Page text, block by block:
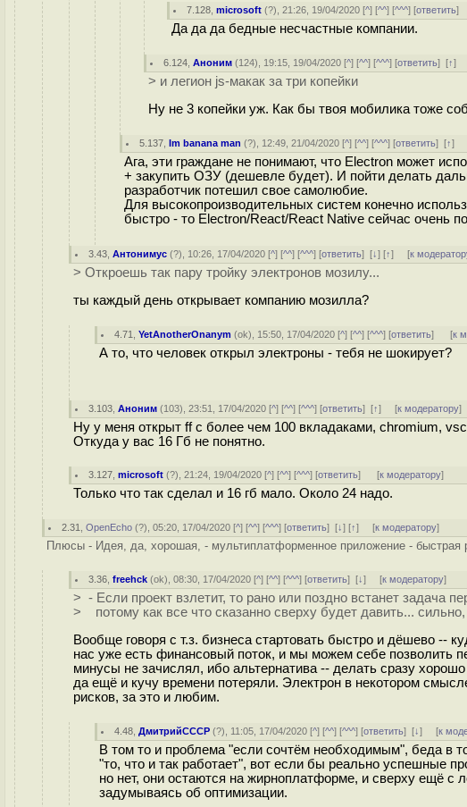
7.128 ,microsoft (?), 21:26, 19/04/2020 [^] [^^] [^^^] [ответить]
Да да да бедные несчастные компании.
6.124 ,Аноним (124), 19:15, 19/04/2020 [^] [^^] [^^^] [ответить][↑]
> и легион js-макак за три копейки
Ну не 3 копейки уж. Как бы твоя мобилика тоже
5.137 ,Im banana man (?), 12:49, 21/04/2020 [^] [^^] [^^^] [ответить][↑]
Ага, эти граждане не понимают, что Electron может
+ закупить ОЗУ (дешевле будет). И пойти делать
разработчик потешил свое самолюбие.
Для высокопроизводительных систем конечно
быстро - то Electron/React/React Native сейчас очень
3.43 ,Антонимус (?), 10:26, 17/04/2020 [^] [^^] [^^^] [ответить][↓] [↑] [к
> Откроешь так пару тройку электронов мозилу...
ты каждый день открывает компанию мозилла?
4.71 ,YetAnotherOnanym (ok), 15:50, 17/04/2020 [^] [^^] [^^^] [ответить] [к
А то, что человек открыл электроны - тебя не шокирует?
3.103 ,Аноним (103), 23:51, 17/04/2020 [^] [^^] [^^^] [ответить][↑] [к модератору]
Ну у меня открыт ff с более чем 100 вкладаками, chromium,
Откуда у вас 16 Гб не понятно.
3.127 ,microsoft (?), 21:24, 19/04/2020 [^] [^^] [^^^] [ответить] [к модератору]
Только что так сделал и 16 гб мало. Около 24 надо.
2.31 ,OpenEcho (?), 05:20, 17/04/2020 [^] [^^] [^^^] [ответить][↓] [↑] [к модератору]
Плюсы - Идея, да, хорошая, - мультиплатформенное приложение - быстрая
3.36 ,freehck (ok), 08:30, 17/04/2020 [^] [^^] [^^^] [ответить][↓] [к модератору]
> - Если проект взлетит, то рано или поздно встанет задача
> потому как все что сказанно сверху будет давить...
Вообще говоря с т.з. бизнеса стартовать быстро и дёшево --
нас уже есть финансовый поток, и мы можем себе позволить
минусы не зачислял, ибо альтернатива -- делать сразу
да ещё и кучу времени потеряли. Электрон в некотором
рисков, за это и любим.
4.48 ,ДмитрийСССР (?), 11:05, 17/04/2020 [^] [^^] [^^^] [ответить][↓] [к
В том то и проблема "если сочтём необходимым", беда в
"то, что и так работает", вот если бы реально успешные
но нет, они остаются на жирноплатформе, и сверху ещё
задумываясь об оптимизации.